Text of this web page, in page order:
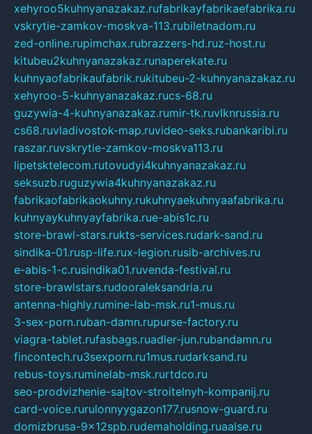
xehyroo5kuhnyanazakaz.rufabrikayfabrikaefabrika.ru
vskrytie-zamkov-moskva-113.rubiletnadom.ru
zed-online.rupimchax.rubrazzers-hd.ruz-host.ru
kitubeu2kuhnyanazakaz.runaperekate.ru
kuhnyaofabrikaufabrik.rukitubeu-2-kuhnyanazakaz.ru
xehyroo-5-kuhnyanazakaz.rucs-68.ru
guzywia-4-kuhnyanazakaz.rumir-tk.ruvlknrussia.ru
cs68.ruvladivostok-map.ruvideo-seks.rubankaribi.ru
raszar.ruvskrytie-zamkov-moskva113.ru
lipetsktelecom.rutovudyi4kuhnyanazakaz.ru
seksuzb.ruguzywia4kuhnyanazakaz.ru
fabrikaofabrikaokuhny.rukuhnyaekuhnyaafabrika.ru
kuhnyaykuhnyayfabrika.rue-abis1c.ru
store-brawl-stars.rukts-services.rudark-sand.ru
sindika-01.rusp-life.rux-legion.rusib-archives.ru
e-abis-1-c.rusindika01.ruvenda-festival.ru
store-brawlstars.rudooraleksandria.ru
antenna-highly.rumine-lab-msk.ru1-mus.ru
3-sex-porn.ruban-damn.rupurse-factory.ru
viagra-tablet.rufasbags.ruadler-jun.rubandamn.ru
fincontech.ru3sexporn.ru1mus.rudarksand.ru
rebus-toys.ruminelab-msk.rurtdco.ru
seo-prodvizhenie-sajtov-stroitelnyh-kompanij.ru
card-voice.rurulonnyygazon177.rusnow-guard.ru
domizbrusa-9x12spb.rudemaholding.ruaalse.ru